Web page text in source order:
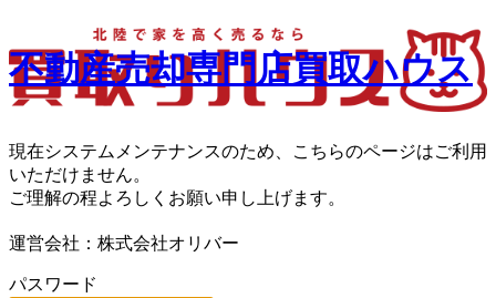
不動産売却専門店買取ハウス
現在システムメンテナンスのため、こちらのページはご利用
いただけません。
ご理解の程よろしくお願い申し上げます。
運営会社：株式会社オリバー
パスワード